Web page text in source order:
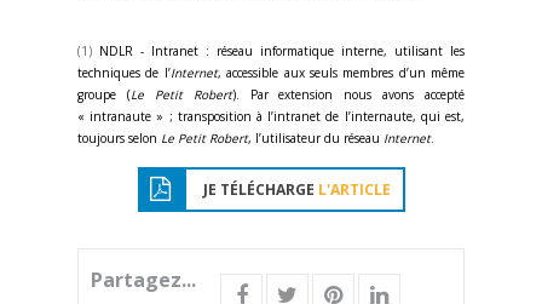
(1) NDLR - Intranet : réseau informatique interne, utilisant les
techniques de l’Internet, accessible aux seuls membres d’un même
groupe (Le Petit Robert). Par extension nous avons accepté
« intranaute » ; transposition à l’intranet de l’internaute, qui est,
toujours selon Le Petit Robert, l’utilisateur du réseau Internet.
JE TÉLÉCHARGE L'ARTICLE
Partagez...